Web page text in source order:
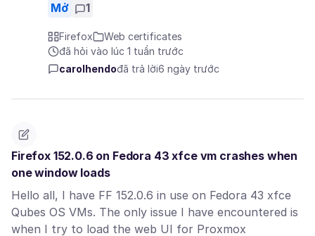
Mở 1
Firefox
Web certificates
đã hỏi vào lúc 1 tuần trước
carolhendođã trả lời6 ngày trước
Firefox 152.0.6 on Fedora 43 xfce vm crashes when
one window loads
Hello all, I have FF 152.0.6 in use on Fedora 43 xfce
Qubes OS VMs. The only issue I have encountered is
when I try to load the web UI for Proxmox